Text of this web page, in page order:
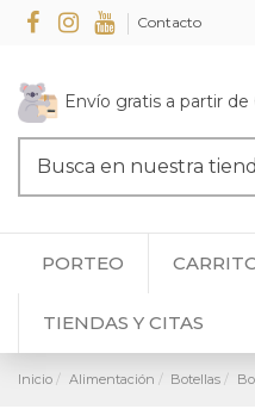
Contacto
Envío gratis a partir
PORTEO
TIENDAS Y CITAS
Inicio Alimentación Botellas